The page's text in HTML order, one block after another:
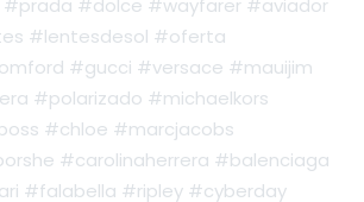
#dolce #wayfarer #aviador
#lentesdesol #oferta
#gucci #versace #mauijim
#polarizado #michaelkors
#chloe #marcjacobs
#carolinaherrera #balenciaga
#falabella #ripley #cyberday